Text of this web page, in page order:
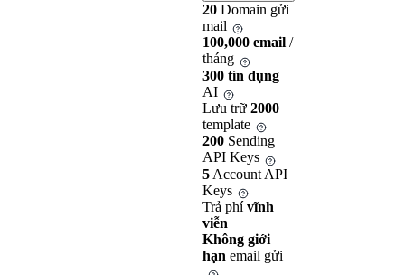
20 Domain gửi
mail
100,000 email /
tháng
300 tín dụng
AI
Lưu trữ 2000
template
200 Sending
API Keys
5 Account API
Keys
Trả phívĩnh
viễn
Không giới
hạn email gửi